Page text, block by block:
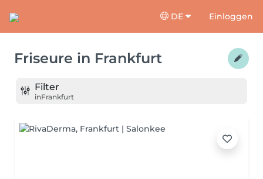
DE Einloggen
Friseure in Frankfurt
Filter
inFrankfurt